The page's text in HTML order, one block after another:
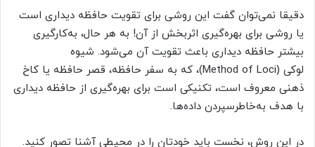
دقیقا نمی‌توان گفت این روشی برای تقویت حافظه دیداری است
یا روشی برای بهره‌گیری اثربخش از آن! به‌ هر حال، به‌کارگیری
بیشتر حافظه دیداری باعث تقویت آن می‌شود. شیوه
لوکی (Method of Loci)، که به سفر حافظه، قصر حافظه یا کاخ
ذهنی معروف است، تکنیکی است برای بهره‌گیری از حافظه دیداری
با هدف به‌خاطر‌سپردن داده‌ها.
در این روش، نخست باید خودتان را در محیطی آشنا تصور کنید.